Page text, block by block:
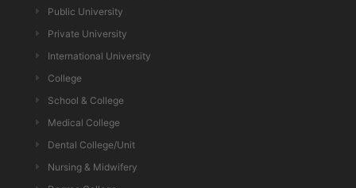
Public University
Private University
International University
College
School & College
Medical College
Dental College/Unit
Nursing & Midwifery